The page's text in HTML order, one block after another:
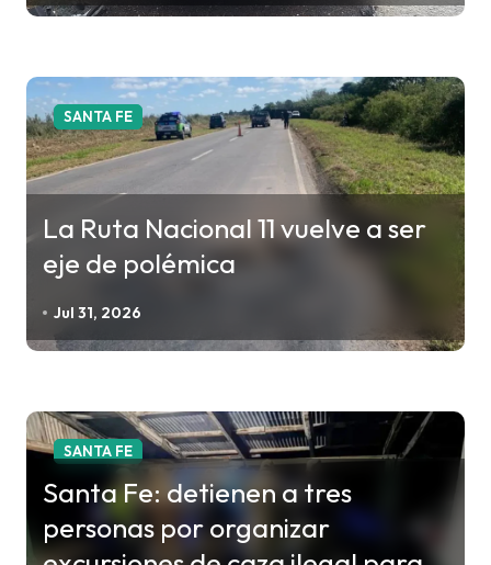
n
r
a
d
a
SANTA FE
La Ruta Nacional 11 vuelve a ser
eje de polémica
Jul 31, 2026
SANTA FE
Santa Fe: detienen a tres
personas por organizar